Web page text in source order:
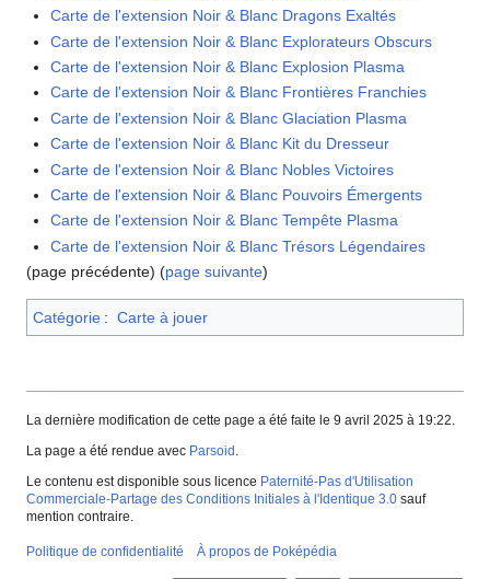
Carte de l'extension Noir & Blanc Dragons Exaltés
Carte de l'extension Noir & Blanc Explorateurs Obscurs
Carte de l'extension Noir & Blanc Explosion Plasma
Carte de l'extension Noir & Blanc Frontières Franchies
Carte de l'extension Noir & Blanc Glaciation Plasma
Carte de l'extension Noir & Blanc Kit du Dresseur
Carte de l'extension Noir & Blanc Nobles Victoires
Carte de l'extension Noir & Blanc Pouvoirs Émergents
Carte de l'extension Noir & Blanc Tempête Plasma
Carte de l'extension Noir & Blanc Trésors Légendaires
(page précédente) (page suivante)
Catégorie : Carte à jouer
La dernière modification de cette page a été faite le 9 avril 2025 à 19:22.
La page a été rendue avec Parsoid .
Le contenu est disponible sous licence Paternité-Pas d'Utilisation
Commerciale-Partage des Conditions Initiales à l'Identique 3.0 sauf
mention contraire.
Politique de confidentialité À propos de Poképédia